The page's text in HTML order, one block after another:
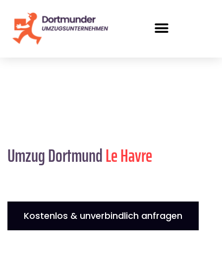
Umzug DortmundLe Havre
Kostenlos & unverbindlich anfragen